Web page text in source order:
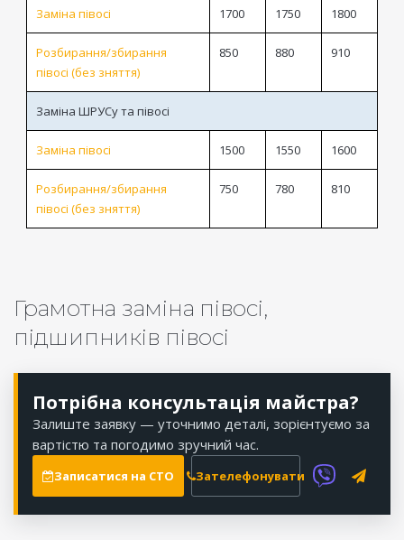
Заміна півосі 1700 1750 1800
Розбирання/збирання
півосі (без зняття)
850 880 910
Заміна ШРУСу та півосі
Заміна півосі 1500 1550 1600
Розбирання/збирання
півосі (без зняття)
750 780 810
Грамотна заміна півосі,
підшипників півосі
Потрібна консультація майстра?
Залиште заявку — уточнимо деталі, зорієнтуємо за
вартістю та погодимо зручний час.
Записатися на СТО Зателефонувати